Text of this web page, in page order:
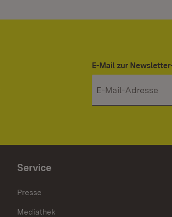
E-Mail zur
Service
Presse
Mediathek